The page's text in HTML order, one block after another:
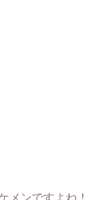
メンですよね！